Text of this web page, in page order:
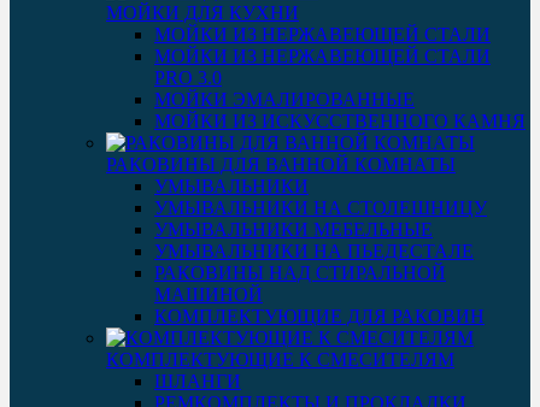
МОЙКИ ДЛЯ КУХНИ
МОЙКИ ИЗ НЕРЖАВЕЮЩЕЙ СТАЛИ
МОЙКИ ИЗ НЕРЖАВЕЮЩЕЙ СТАЛИ
PRO 3.0
МОЙКИ ЭМАЛИРОВАННЫЕ
МОЙКИ ИЗ ИСКУССТВЕННОГО КАМНЯ
РАКОВИНЫ ДЛЯ ВАННОЙ КОМНАТЫ
УМЫВАЛЬНИКИ
УМЫВАЛЬНИКИ НА СТОЛЕШНИЦУ
УМЫВАЛЬНИКИ МЕБЕЛЬНЫЕ
УМЫВАЛЬНИКИ НА ПЬЕДЕСТАЛЕ
РАКОВИНЫ НАД СТИРАЛЬНОЙ
МАШИНОЙ
КОМПЛЕКТУЮЩИЕ ДЛЯ РАКОВИН
КОМПЛЕКТУЮЩИЕ К СМЕСИТЕЛЯМ
ШЛАНГИ
РЕМКОМПЛЕКТЫ И ПРОКЛАДКИ